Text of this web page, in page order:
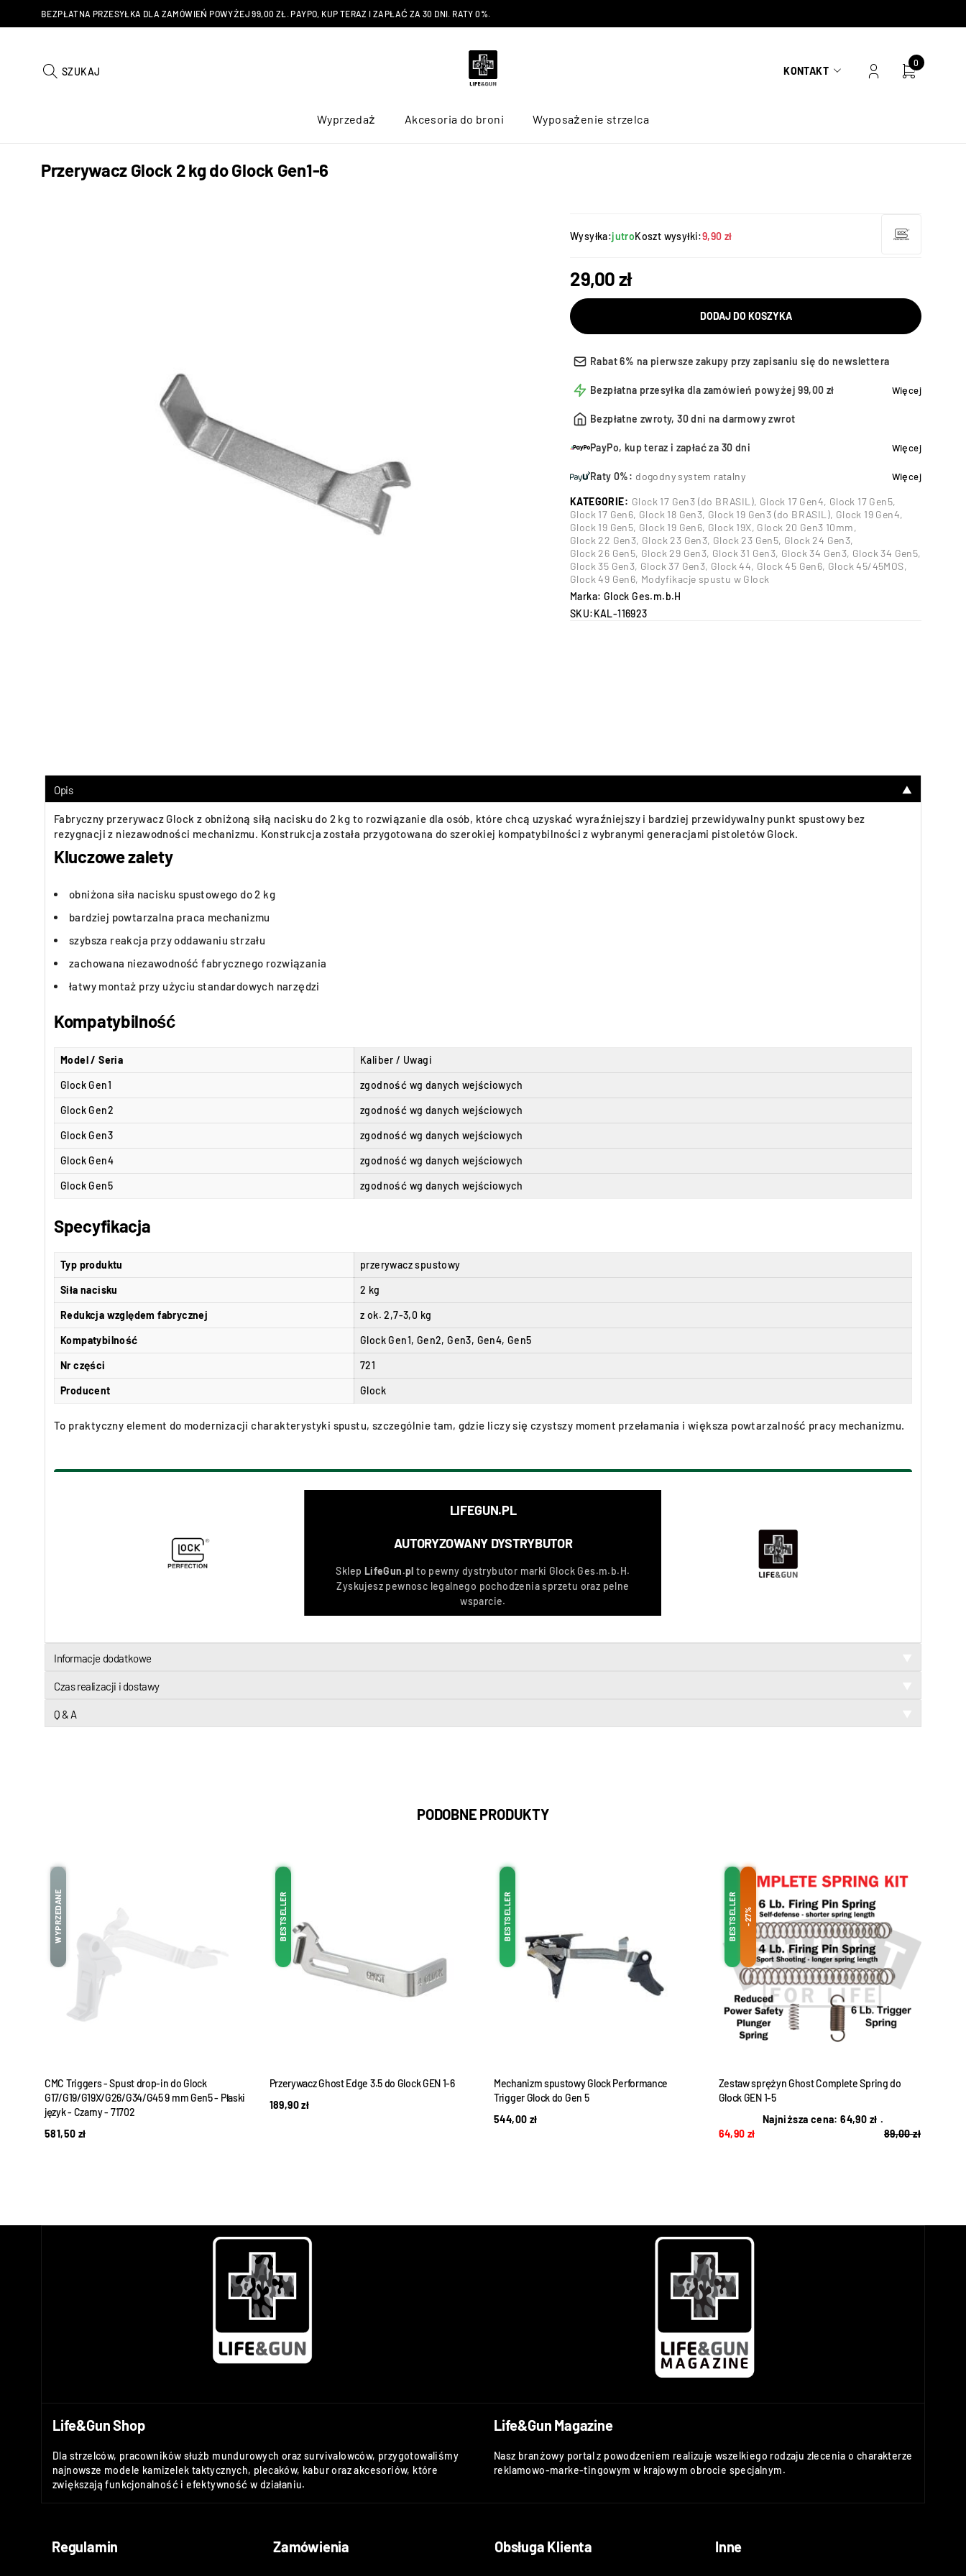
BEZPŁATNA PRZESYŁKA DLA ZAMÓWIEŃ POWYŻEJ 99,00 ZŁ. PAYPO, KUP TERAZ I ZAPŁAĆ ZA 30 DNI. RATY 0%.
SZUKAJ KONTAKT
0
Wyprzedaż Akcesoria do broni Wyposażenie strzelca
Przerywacz Glock 2 kg do Glock Gen1-6
Wysyłka:jutroKoszt wysyłki:9,90 zł
29,00zł
DODAJ DO KOSZYKA
Rabat 6% na pierwsze zakupy przy zapisaniu się do newslettera
Bezpłatna przesyłka dla zamówień powyżej 99,00 zł Więcej
Bezpłatne zwroty, 30 dni na darmowy zwrot
PayPo, kup teraz i zapłać za 30 dni Więcej
Raty 0%: dogodny system ratalny Więcej
KATEGORIE: Glock 17 Gen3 (do BRASIL), Glock 17 Gen4, Glock 17 Gen5,
Glock 17 Gen6, Glock 18 Gen3, Glock 19 Gen3 (do BRASIL), Glock 19 Gen4,
Glock 19 Gen5, Glock 19 Gen6, Glock 19X, Glock 20 Gen3 10mm,
Glock 22 Gen3, Glock 23 Gen3, Glock 23 Gen5, Glock 24 Gen3,
Glock 26 Gen5, Glock 29 Gen3, Glock 31 Gen3, Glock 34 Gen3, Glock 34 Gen5,
Glock 35 Gen3, Glock 37 Gen3, Glock 44, Glock 45 Gen6, Glock 45/45MOS,
Glock 49 Gen6, Modyfikacje spustu w Glock
Marka: Glock Ges.m.b.H
SKU:KAL-116923
Opis ▼
Fabryczny przerywacz Glock z obniżoną siłą nacisku do 2 kg to rozwiązanie dla osób, które chcą uzyskać wyraźniejszy i bardziej przewidywalny punkt spustowy bez
rezygnacji z niezawodności mechanizmu. Konstrukcja została przygotowana do szerokiej kompatybilności z wybranymi generacjami pistoletów Glock.
Kluczowe zalety
obniżona siła nacisku spustowego do 2 kg
bardziej powtarzalna praca mechanizmu
szybsza reakcja przy oddawaniu strzału
zachowana niezawodność fabrycznego rozwiązania
łatwy montaż przy użyciu standardowych narzędzi
Kompatybilność
Model / Seria Kaliber / Uwagi
Glock Gen1 zgodność wg danych wejściowych
Glock Gen2 zgodność wg danych wejściowych
Glock Gen3 zgodność wg danych wejściowych
Glock Gen4 zgodność wg danych wejściowych
Glock Gen5 zgodność wg danych wejściowych
Specyfikacja
Typ produktu przerywacz spustowy
Siła nacisku 2 kg
Redukcja względem fabrycznej z ok. 2,7-3,0 kg
Kompatybilność Glock Gen1, Gen2, Gen3, Gen4, Gen5
Nr części 721
Producent Glock
To praktyczny element do modernizacji charakterystyki spustu, szczególnie tam, gdzie liczy się czystszy moment przełamania i większa powtarzalność pracy mechanizmu.
LIFEGUN.PL
AUTORYZOWANY DYSTRYBUTOR
Sklep LifeGun.pl to pewny dystrybutor markiGlock Ges.m.b.H.
Zyskujesz pewnosc legalnego pochodzenia sprzetu oraz pelne
wsparcie.
Informacje dodatkowe
Czas realizacji i dostawy
Q & A
PODOBNE PRODUKTY
WYPRZEDANE
CMC Triggers - Spust drop-in do Glock
G17/G19/G19X/G26/G34/G45 9 mm Gen5 - Płaski
język - Czarny - 71702
581,50 zł
BESTSELLER
Przerywacz Ghost Edge 3.5 do Glock GEN 1-6
189,90zł
BESTSELLER
Mechanizm spustowy Glock Performance
Trigger Glock do Gen 5
544,00 zł
BESTSELLER -27%
Zestaw sprężyn Ghost Complete Spring do
Glock GEN 1-5
89,00zł
64,90 zł
Najniższa cena:64,90 zł .
Life&Gun Shop
Dla strzelców, pracowników służb mundurowych oraz survivalowców, przygotowaliśmy
najnowsze modele kamizelek taktycznych, plecaków, kabur oraz akcesoriów, które
zwiększają funkcjonalność i efektywność w działaniu.
Life&Gun Magazine
Nasz branżowy portal z powodzeniem realizuje wszelkiego rodzaju zlecenia o charakterze
reklamowo-marke-tingowym w krajowym obrocie specjalnym.
Regulamin Zamówienia Obsługa Klienta Inne